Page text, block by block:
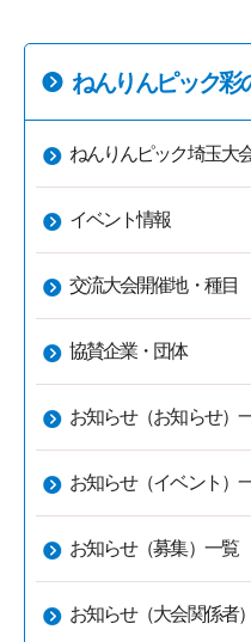
ねんりんピック彩
ねんりんピック埼玉大
イベント情報
交流大会開催地・種目
協賛企業・団体
お知らせ（お知らせ）
お知らせ（イベント）
お知らせ（募集）一覧
お知らせ（大会関係者